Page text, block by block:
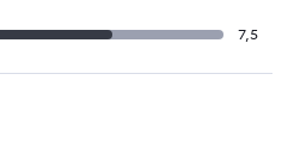
7,5